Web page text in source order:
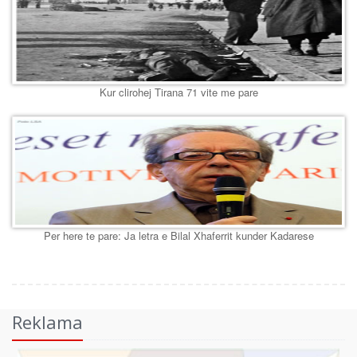
Kur clirohej Tirana 71 vite me pare
Per here te pare: Ja letra e Bilal Xhaferrit kunder Kadarese
Reklama